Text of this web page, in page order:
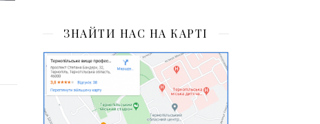
ЗНАЙТИ НАС НА КАРТІ